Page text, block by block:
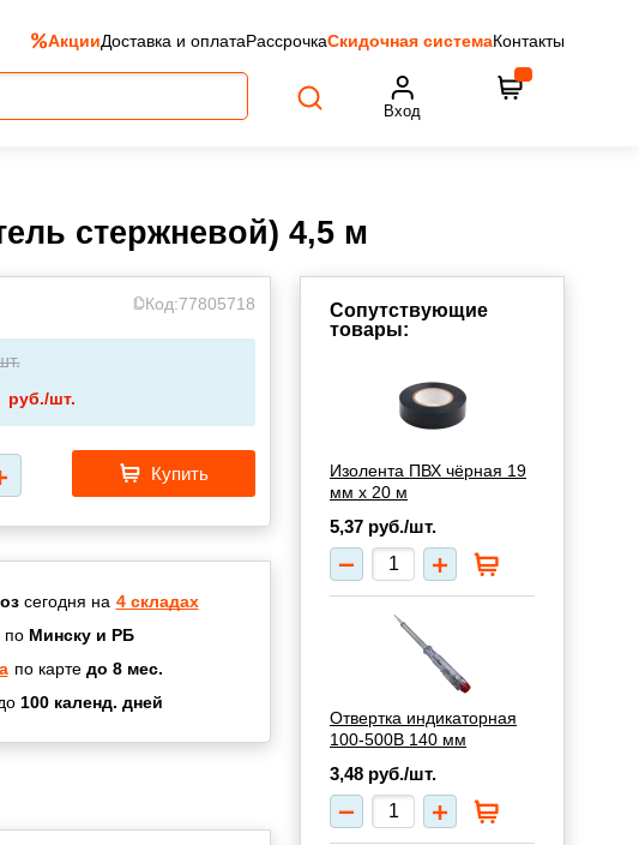
АкцииДоставка и оплатаРассрочкаСкидочная системаКонтакты
Вход
стержневой) 4,5 м
Код:77805718
руб./шт.
Купить
сегодня на 4 складах
по Минску и РБ
по карте до 8 мес.
100 календ. дней
Сопутствующие
товары:
Изолента ПВХ чёрная 19
мм х 20 м
5,37 руб./шт.
Отвертка индикаторная
100-500В 140 мм
3,48 руб./шт.